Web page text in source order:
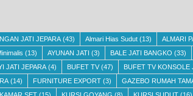
JATI JEPARA (43) Almari Hias Sudut (13) ALMARI
(13) AYUNAN JATI (3) BALE JATI BANGKO (33)
JATI JEPARA (4) BUFET TV (47) BUFET TV KONSOLE
(14) FURNITURE EXPORT (3) GAZEBO RUMAH